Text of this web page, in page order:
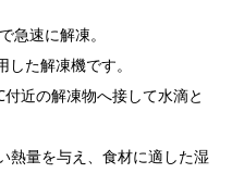
急速に解凍。
た解凍機です。
近の解凍物へ接して水滴と
熱量を与え、食材に適した湿